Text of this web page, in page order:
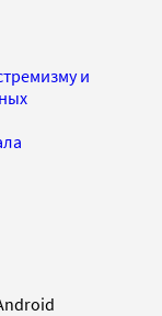
и